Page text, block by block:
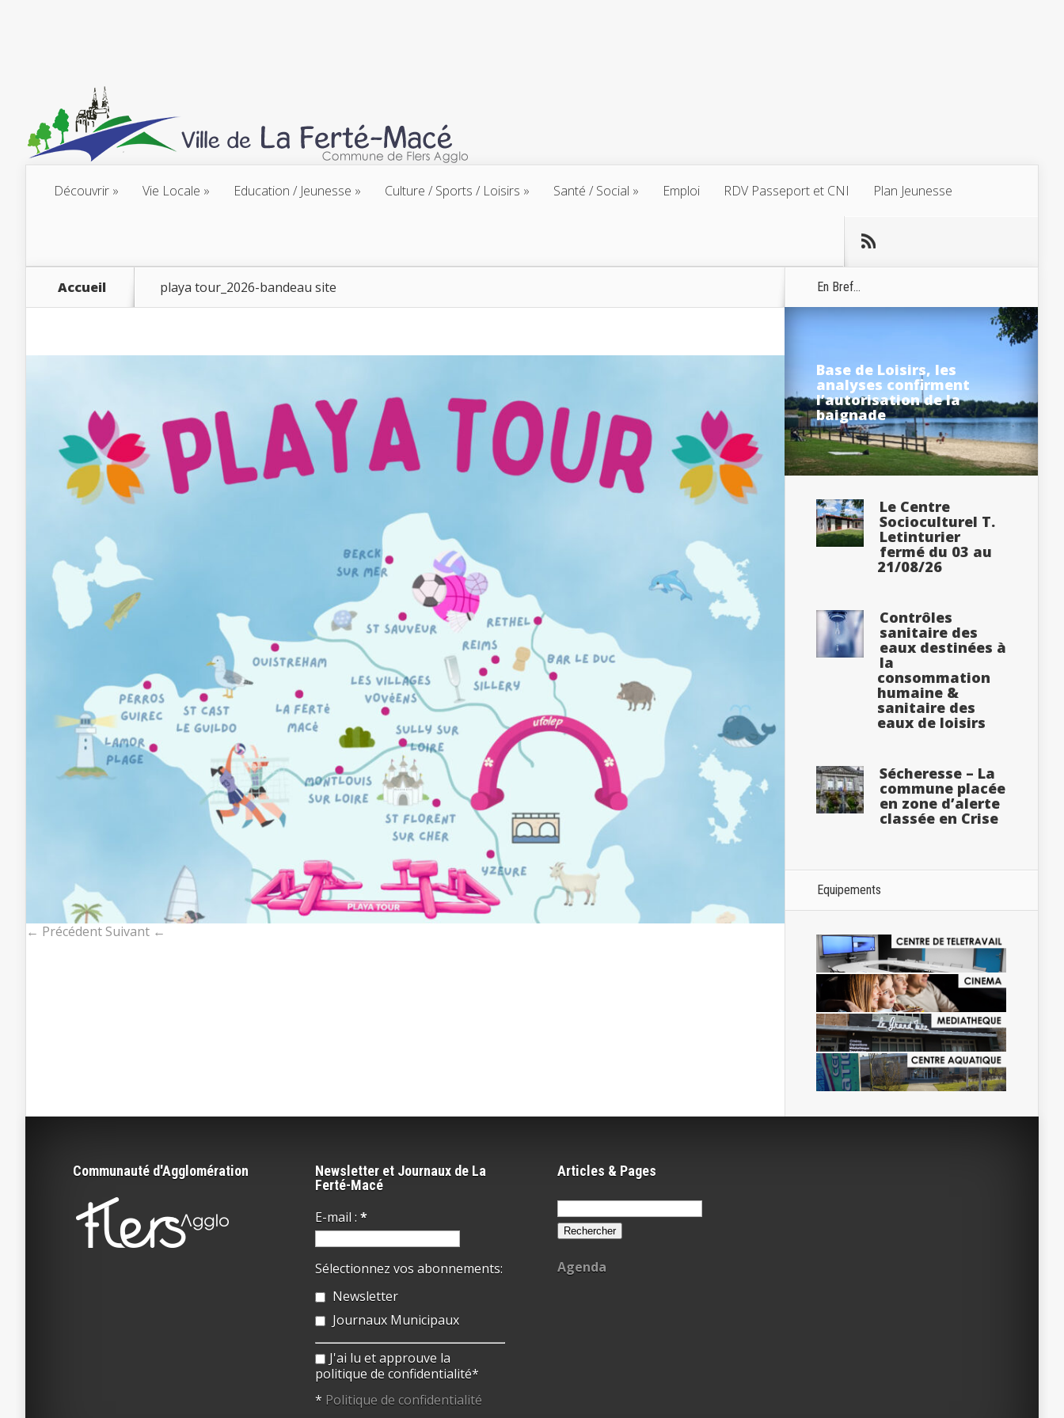
Découvrir Vie Locale Education / Jeunesse Culture / Sports / Loisirs Santé / Social Emploi RDV Passeport et CNI Plan Jeunesse
Accueil playa tour_2026-bandeau site
← Précédent Suivant ←
En Bref...
Base de Loisirs, les
analyses confirment
l’autorisation de la
baignade
Le Centre
Socioculturel T.
Letinturier
fermé du 03 au
21/08/26
Contrôles
sanitaire des
eaux destinées à
la
consommation
humaine &
sanitaire des
eaux de loisirs
Sécheresse – La
commune placée
en zone d’alerte
classée en Crise
Equipements
Communauté d'Agglomération
Newsletter et Journaux de La
Ferté-Macé
E-mail : *
Sélectionnez vos abonnements:
Newsletter
Journaux Municipaux
J'ai lu et approuve la
politique de confidentialité*
* Politique de confidentialité
Articles & Pages
Rechercher :
Agenda